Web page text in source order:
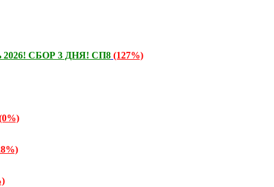
2026! СБОР 3 ДНЯ! СП8 (127%)